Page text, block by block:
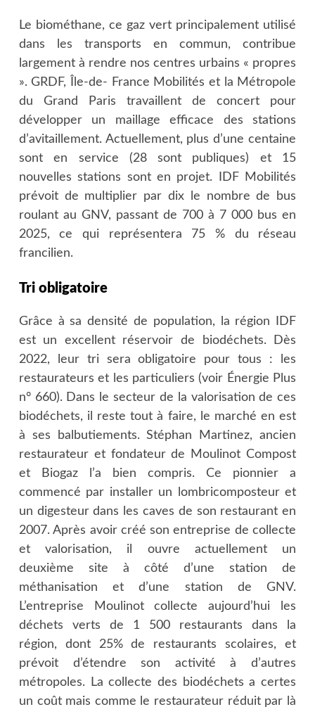
Le biométhane, ce gaz vert principalement utilisé
dans les transports en commun, contribue
largement à rendre nos centres urbains « propres
». GRDF, Île-de- France Mobilités et la Métropole
du Grand Paris travaillent de concert pour
développer un maillage efficace des stations
d’avitaillement. Actuellement, plus d’une centaine
sont en service (28 sont publiques) et 15
nouvelles stations sont en projet. IDF Mobilités
prévoit de multiplier par dix le nombre de bus
roulant au GNV, passant de 700 à 7 000 bus en
2025, ce qui représentera 75 % du réseau
francilien.
Tri obligatoire
Grâce à sa densité de population, la région IDF
est un excellent réservoir de biodéchets. Dès
2022, leur tri sera obligatoire pour tous : les
restaurateurs et les particuliers (voir Énergie Plus
n° 660). Dans le secteur de la valorisation de ces
biodéchets, il reste tout à faire, le marché en est
à ses balbutiements. Stéphan Martinez, ancien
restaurateur et fondateur de Moulinot Compost
et Biogaz l’a bien compris. Ce pionnier a
commencé par installer un lombricomposteur et
un digesteur dans les caves de son restaurant en
2007. Après avoir créé son entreprise de collecte
et valorisation, il ouvre actuellement un
deuxième site à côté d’une station de
méthanisation et d’une station de GNV.
L’entreprise Moulinot collecte aujourd’hui les
déchets verts de 1 500 restaurants dans la
région, dont 25% de restaurants scolaires, et
prévoit d’étendre son activité à d’autres
métropoles. La collecte des biodéchets a certes
un coût mais comme le restaurateur réduit par là